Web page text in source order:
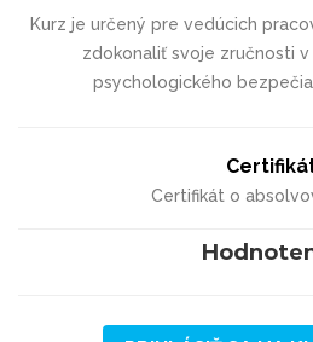
Kurz je určený pre vedúcich
zdokonaliť svoje zručnosti
psychologického
Certifikát o